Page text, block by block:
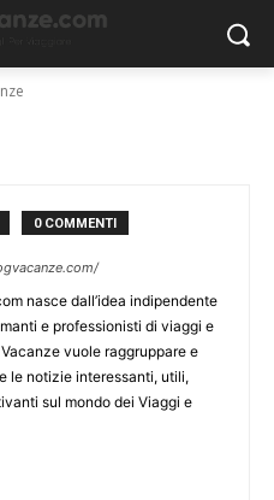
0 COMMENTI
nasce dall’idea indipendente
e professionisti di viaggi e
vuole raggruppare e
le notizie interessanti, utili,
sul mondo dei Viaggi e